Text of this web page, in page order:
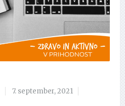
7. september, 2021